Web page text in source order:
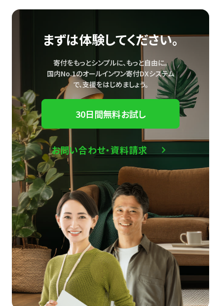
まずは体験してください。
寄付をもっとシンプルに、もっと自由に。
国内No.1のオールインワン寄付DXシステム
で、支援をはじめましょう。
30日間無料お試し
お問い合わせ・資料請求